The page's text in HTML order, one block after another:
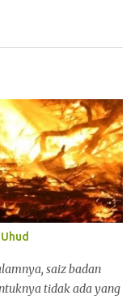
saiz badan
tidak ada yang